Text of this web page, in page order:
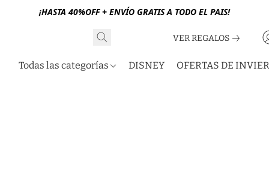
¡HASTA 40%OFF + ENVÍO GRATIS A TODO EL PAIS!
VER REGALOS
Todas las categorías DISNEY OFERTAS DE